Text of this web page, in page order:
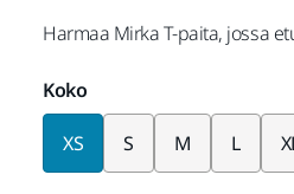
Harmaa Mirka T-paita, jossa
Koko
XS S M L